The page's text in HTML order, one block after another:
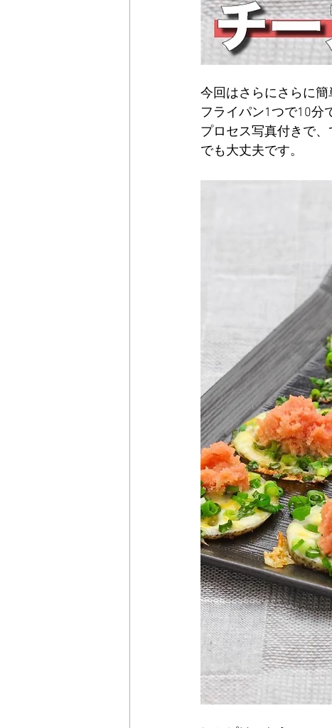
今回はさらにさらに
フライパン1つで10分
プロセス写真付きで
でも大丈夫です。